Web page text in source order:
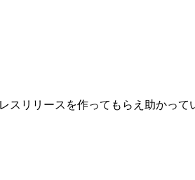
リリースを作ってもらえ助かって